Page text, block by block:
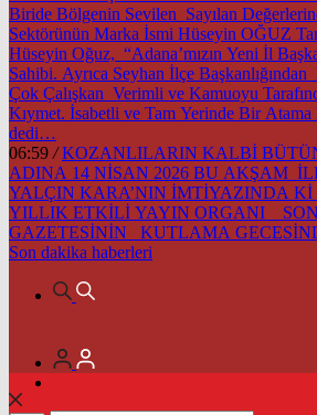
Biride Bölgenin Sevilen Sayılan
Sektörünün Marka İsmi Hüseyin OĞUZ
Hüseyin Oğuz, “Adana’mızın Yeni İl
Sahibi. Ayrıca Seyhan İlçe
Çok Çalışkan Verimli ve Kamuoyu
Kıymet. İsabetli ve Tam Yerinde Bir
dedi…
06:59 / KOZANLILARIN KALBİ
ADINA 14 NİSAN 2026 BU AKŞAM
YALÇIN KARA’NIN İMTİYAZINDA Kİ
YILLIK ETKİLİ YAYIN ORGANI
GAZETESİNİN KUTLAMA
Son dakika haberleri